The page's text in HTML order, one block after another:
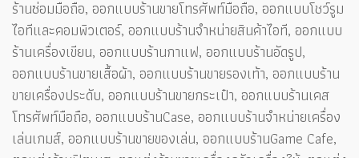
ร้านซ่อมมือถือ, ออกแบบร้านขายโทรศัพท์มือถือ, ออกแบบโชว์รูม
ไอทีและคอมพิวเตอร์, ออกแบบร้านจำหน่ายสินค้าไอที, ออกแบบ
ร้านเครื่องเขียน, ออกแบบร้านกาแฟ, ออกแบบร้านอัดรูป,
ออกแบบร้านขายเสื้อผ้า, ออกแบบร้านขายรองเท้า, ออกแบบร้าน
ขายเครื่องประดับ, ออกแบบร้านขายกระเป๋า, ออกแบบร้านเคส
โทรศัพท์มือถือ, ออกแบบร้านCase, ออกแบบร้านจำหน่ายเครื่อง
เล่นเกมส์, ออกแบบร้านขายของเล่น, ออกแบบร้านGame Cafe,